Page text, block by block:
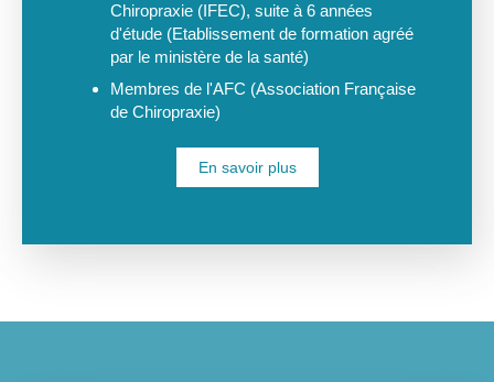
Chiropraxie (IFEC), suite à 6 années
d'étude (Etablissement de formation agréé
par le ministère de la santé)
Membres de l'AFC (Association Française
de Chiropraxie)
En savoir plus